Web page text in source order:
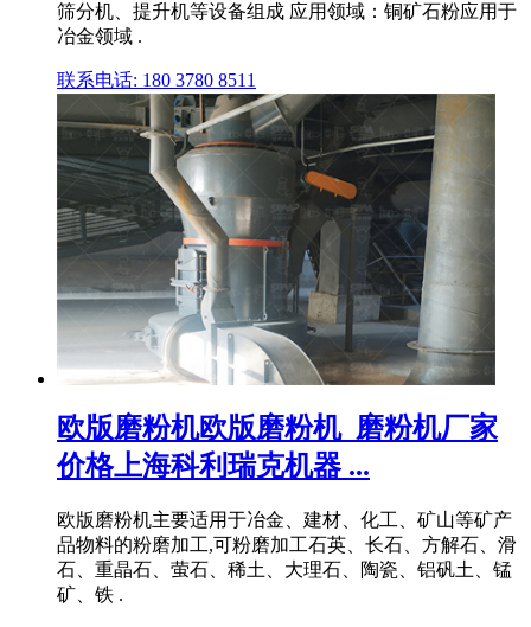
筛分机、提升机等设备组成 应用领域：铜矿石粉应用于
冶金领域 .
联系电话: 180 3780 8511
欧版磨粉机欧版磨粉机_磨粉机厂家
价格上海科利瑞克机器 ...
欧版磨粉机主要适用于冶金、建材、化工、矿山等矿产
品物料的粉磨加工,可粉磨加工石英、长石、方解石、滑
石、重晶石、萤石、稀土、大理石、陶瓷、铝矾土、锰
矿、铁 .